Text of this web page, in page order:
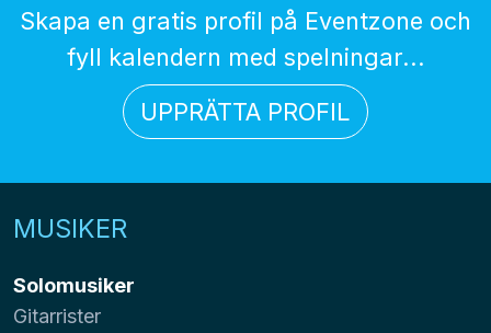
Skapa en gratis profil på Eventzone och
fyll kalendern med spelningar...
UPPRÄTTA PROFIL
MUSIKER
Solomusiker
Gitarrister